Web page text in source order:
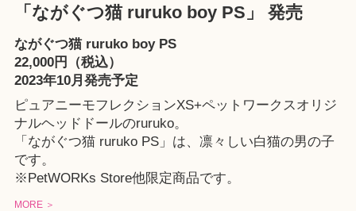
「ながぐつ猫 ruruko boy PS」 発売
ながぐつ猫 ruruko boy PS
22,000円（税込）
2023年10月発売予定
ピュアニーモフレクションXS+ペットワークスオリジ
ナルヘッドドールのruruko。
「ながぐつ猫 ruruko PS」は、凛々しい白猫の男の子
です。
※ PetWORKs Store他限定商品です。
MORE ＞